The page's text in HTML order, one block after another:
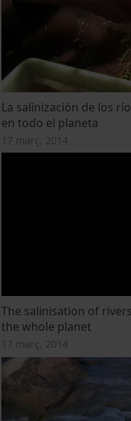
La salinización de los
en todo el planeta
17 març, 2014
The salinisation of
the whole planet
17 març, 2014